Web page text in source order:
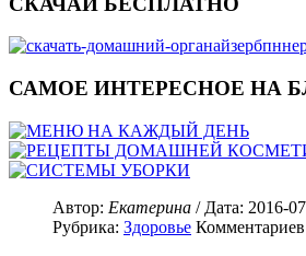
САМОЕ ИНТЕРЕСНОЕ НА
Автор: Екатерина / Дата: 2016-
Рубрика: Здоровье